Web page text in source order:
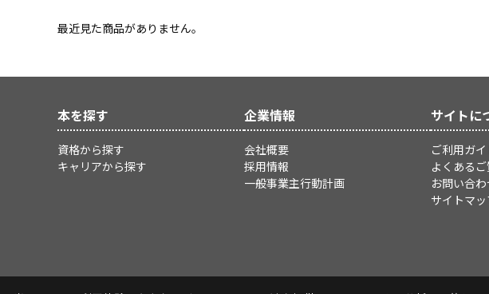
最近見た商品がありません。
本を探す
資格から探す
キャリアから探す
企業情報
会社概要
採用情報
一般事業主行動計画
サイトに
ご利用ガイ
よくある
お問い合わ
サイトマ